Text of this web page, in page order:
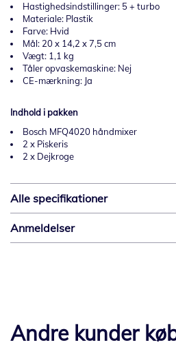
Hastighedsindstillinger: 5 + turbo
Materiale: Plastik
Farve: Hvid
Mål: 20 x 14,2 x 7,5 cm
Vægt: 1,1 kg
Tåler opvaskemaskine: Nej
CE-mærkning: Ja
Indhold i pakken
Bosch MFQ4020 håndmixer
2 x Piskeris
2 x Dejkroge
Alle specifikationer
Anmeldelser
Andre kunder